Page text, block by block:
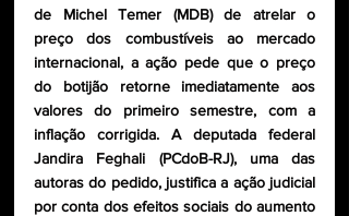
de Michel Temer (MDB) de atrelar o
preço dos combustíveis ao mercado
internacional, a ação pede que o preço
do botijão retorne imediatamente aos
valores do primeiro semestre, com a
inflação corrigida. A deputada federal
Jandira Feghali (PCdoB-RJ), uma das
autoras do pedido, justifica a ação judicial
por conta dos efeitos sociais do aumento